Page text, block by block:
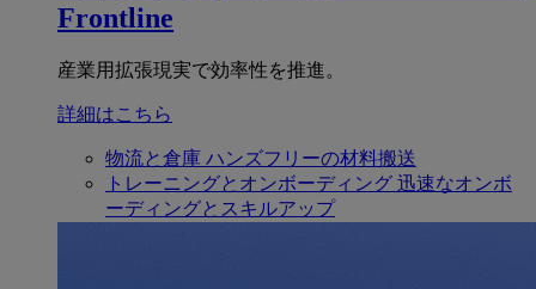
Frontline
産業用拡張現実で効率性を推進。
詳細はこちら
物流と倉庫 ハンズフリーの材料搬送
トレーニングとオンボーディング 迅速なオンボ
ーディングとスキルアップ